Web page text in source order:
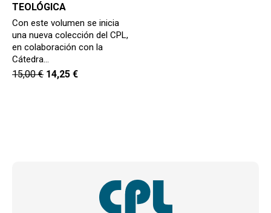
TEOLÓGICA
Con este volumen se inicia
una nueva colección del CPL,
en colaboración con la
Cátedra…
15,00€ 14,25 €